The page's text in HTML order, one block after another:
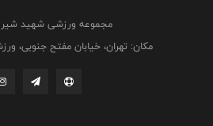
مجموعه ورزشی شهید
مکان: تهران، خیابان مفتح جنوبی،